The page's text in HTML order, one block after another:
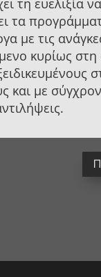
τα
με τις
κυρίως στη
και με